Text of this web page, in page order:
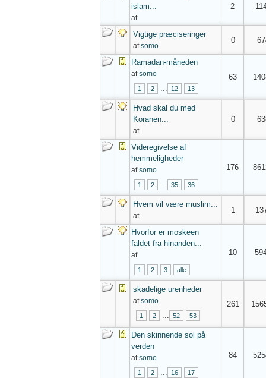
islam...
af
2
Vigtige præciseringer
afsomo
0
Ramadan-måneden
afsomo
1 2 ... 12 13
63
Hvad skal du med
Koranen...
af
0
Videregivelse af
hemmeligheder
afsomo
1 2 ... 35 36
176
Hvem vil være muslim...
af
1
Hvorfor er moskeen
faldet fra hinanden...
af
1 2 3 alle
10
skadelige urenheder
afsomo
1 2 ... 52 53
261
Den skinnende sol på
verden
afsomo
1 2 ... 16 17
84